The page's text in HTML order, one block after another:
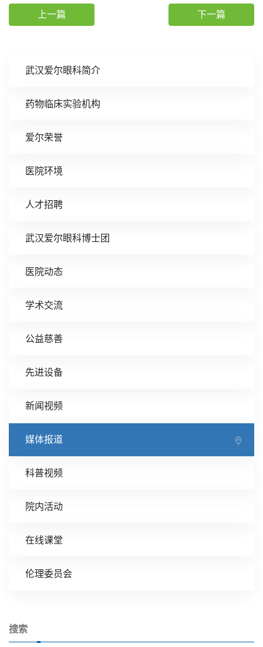
武汉爱尔眼科简介
药物临床实验机构
爱尔荣誉
医院环境
人才招聘
武汉爱尔眼科博士团
医院动态
学术交流
公益慈善
先进设备
新闻视频
媒体报道
科普视频
院内活动
在线课堂
伦理委员会
搜索
上一篇 下一篇